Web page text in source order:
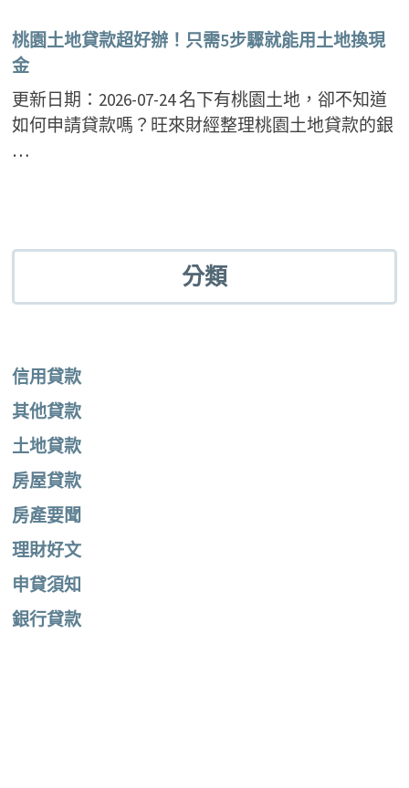
桃園土地貸款超好辦！只需5步驟就能用土地換現
金
更新日期：2026-07-24 名下有桃園土地，卻不知道
如何申請貸款嗎？旺來財經整理桃園土地貸款的銀
…
分類
信用貸款
其他貸款
土地貸款
房屋貸款
房產要聞
理財好文
申貸須知
銀行貸款